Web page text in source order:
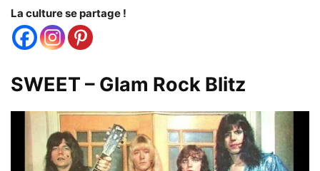
La culture se partage !
SWEET – Glam Rock Blitz